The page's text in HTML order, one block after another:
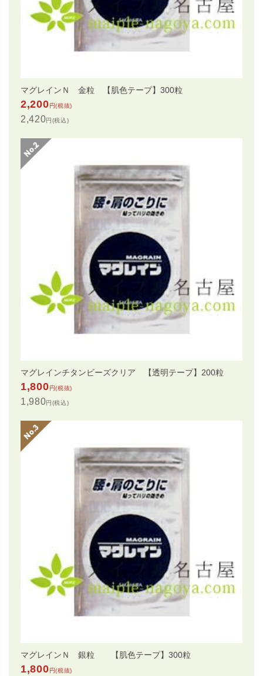
マグレインＮ 金粒 【肌色テープ】300粒
2,200円(税抜)
2,420円(税込)
マグレインチタンビーズクリア 【透明テープ】200粒
1,800円(税抜)
1,980円(税込)
マグレインＮ 銀粒 【肌色テープ】300粒
1,800円(税抜)